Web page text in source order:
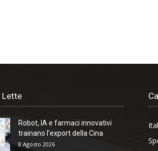
Lette
Robot, IA e farmaci innovativi
trainano l’export della Cina
8 Agosto 2026